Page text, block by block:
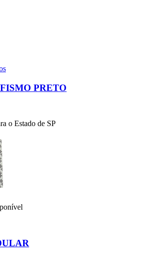
PRETO
o Estado de SP